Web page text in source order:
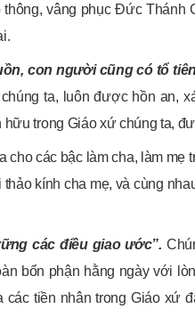
vâng phục Đức Thánh
con người cũng có tổ
ta, luôn được hồn an,
hữu trong Giáo xứ chúng ta,
cho các bậc làm cha, làm
kính cha mẹ, và cùng
các điều giao ước”.
bổn phận hằng ngày với
các tiền nhân trong Giáo